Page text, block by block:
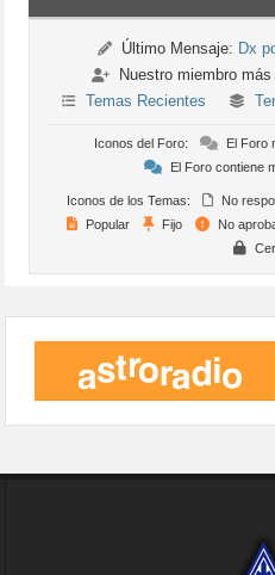
Último Mensaje: Dx
Nuestro miembro
Temas Recientes
Iconos del Foro:
El Foro
El Foro contiene
Iconos de los Temas: No
Popular
Fijo No